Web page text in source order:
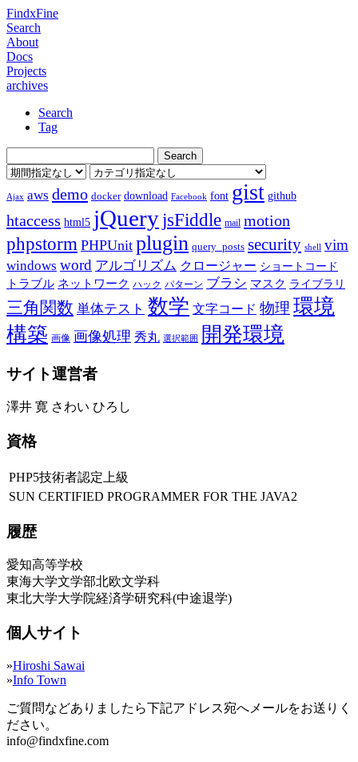
FindxFine
Search
About
Docs
Projects
archives
Search
Tag
Ajax aws demo docker download Facebook font gist github
htaccess html5 jQuery jsFiddle mail motion
phpstorm PHPUnit plugin query_posts security shell vim
windows word アルゴリズム クロージャー ショートコード
トラブル ネットワーク ハック パターン ブラシ マスク ライブラリ
三角関数 単体テスト 数学 文字コード 物理 環境
構築 画像 画像処理 秀丸 選択範囲 開発環境
サイト運営者
澤井 寛 さわい ひろし
資格
PHP5技術者認定上級
SUN CERTIFIED PROGRAMMER FOR THE JAVA2
履歴
愛知高等学校
東海大学文学部北欧文学科
東北大学大学院経済学研究科(中途退学)
個人サイト
»Hiroshi Sawai
»Info Town
ご質問などありましたら下記アドレス宛へメールをお送りく
ださい。
info@findxfine.com